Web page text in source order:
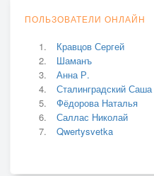
ПОЛЬЗОВАТЕЛИ ОНЛАЙН
Кравцов Сергей
Шаманъ
Анна Р.
Сталинградский Саша
Фёдорова Наталья
Саллас Николай
Qwertysvetka